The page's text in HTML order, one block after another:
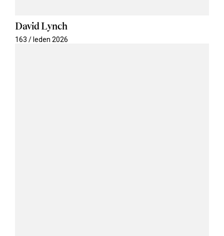
David Lynch
163 / leden 2026